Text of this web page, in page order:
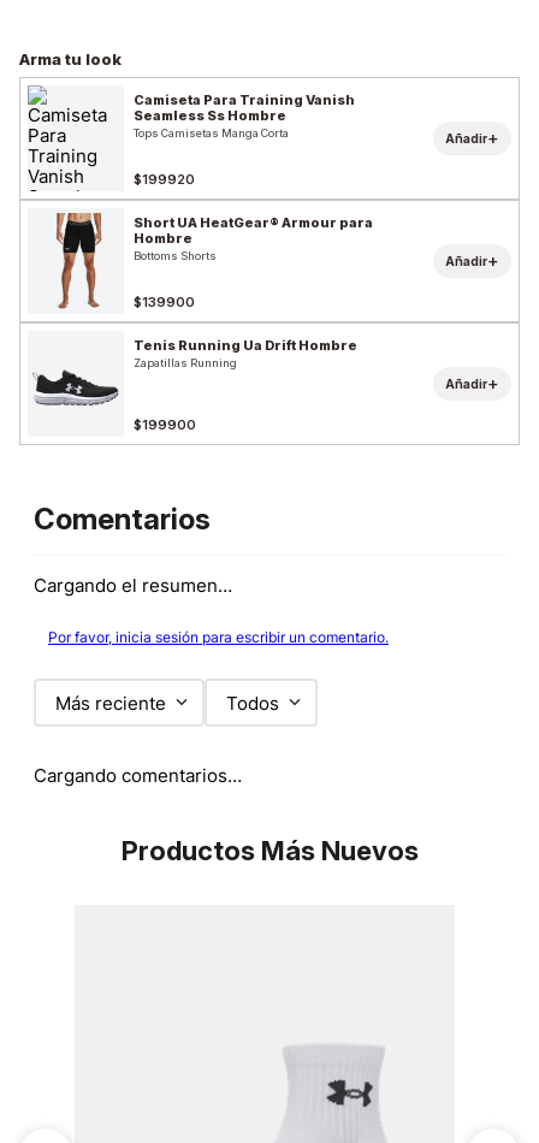
Arma tu look
Camiseta Para Training Vanish
Seamless Ss Hombre
Tops Camisetas Manga Corta
$199920
Añadir+
Short UA HeatGear® Armour para
Hombre
Bottoms Shorts
$139900
Añadir+
Tenis Running Ua Drift Hombre
Zapatillas Running
$199900
Añadir+
Comentarios
Cargando el resumen…
Por favor, inicia sesión para escribir un comentario.
Más reciente Todos
Cargando comentarios…
Productos Más Nuevos